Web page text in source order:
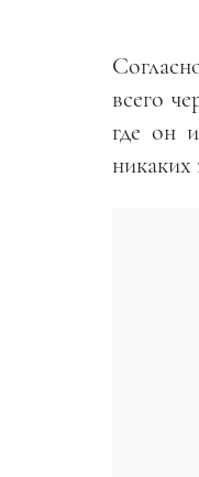
всего
где он
никаких